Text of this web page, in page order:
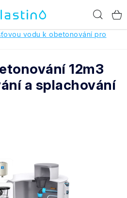
vodu k obetonování pro
12m3
a splachování